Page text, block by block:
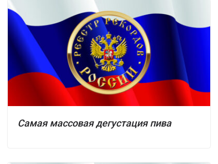
Самая массовая дегустация пива